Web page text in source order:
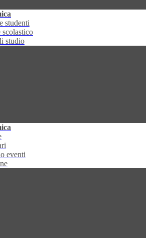
studenti
scolastico
studio
eventi